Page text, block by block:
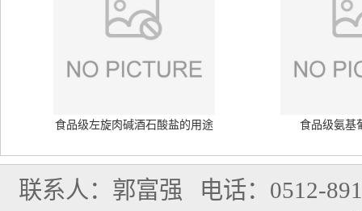
食品级左旋肉碱酒石酸盐的用途 食品级氨基
联系人：郭富强 电话：0512-